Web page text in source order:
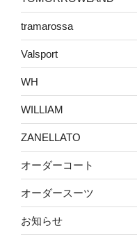
tramarossa
Valsport
WH
WILLIAM
ZANELLATO
オーダーコート
オーダースーツ
お知らせ